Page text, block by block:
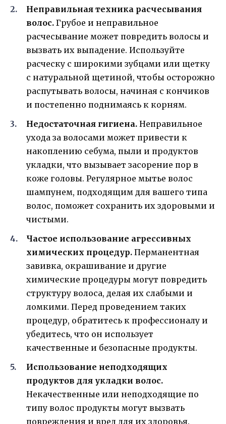
Неправильная техника расчесывания
волос. Грубое и неправильное
расчесывание может повредить волосы и
вызвать их выпадение. Используйте
расческу с широкими зубцами или щетку
с натуральной щетиной, чтобы осторожно
распутывать волосы, начиная с кончиков
и постепенно поднимаясь к корням.
Недостаточная гигиена. Неправильное
ухода за волосами может привести к
накоплению себума, пыли и продуктов
укладки, что вызывает засорение пор в
коже головы. Регулярное мытье волос
шампунем, подходящим для вашего типа
волос, поможет сохранить их здоровыми и
чистыми.
Частое использование агрессивных
химических процедур. Перманентная
завивка, окрашивание и другие
химические процедуры могут повредить
структуру волоса, делая их слабыми и
ломкими. Перед проведением таких
процедур, обратитесь к профессионалу и
убедитесь, что он использует
качественные и безопасные продукты.
Использование неподходящих
продуктов для укладки волос.
Некачественные или неподходящие по
типу волос продукты могут вызвать
повреждения и вред для их здоровья.